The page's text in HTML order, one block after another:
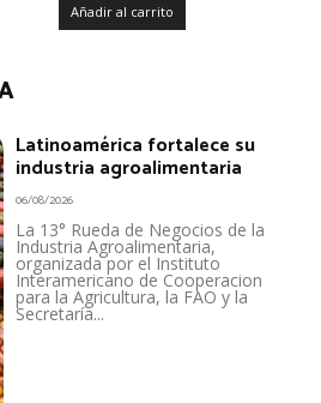
Añadir al carrito
Latinoamérica fortalece su
industria agroalimentaria
06/08/2026
La 13° Rueda de Negocios de la
Industria Agroalimentaria,
organizada por el Instituto
Interamericano de Cooperacion
para la Agricultura, la FAO y la
Secretaría...